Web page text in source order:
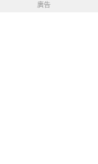
廣告